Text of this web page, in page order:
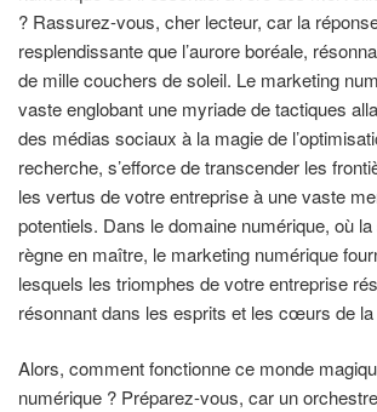
? Rassurez-vous, cher lecteur, car la
resplendissante que l’aurore boréale,
de mille couchers de soleil. Le marketing
vaste englobant une myriade de tactiques
des médias sociaux à la magie de
recherche, s’efforce de transcender les
les vertus de votre entreprise à une vaste
potentiels. Dans le domaine numérique, où
règne en maître, le marketing numérique
lesquels les triomphes de votre entreprise
résonnant dans les esprits et les cœurs de la
Alors, comment fonctionne ce monde
numérique ? Préparez-vous, car un